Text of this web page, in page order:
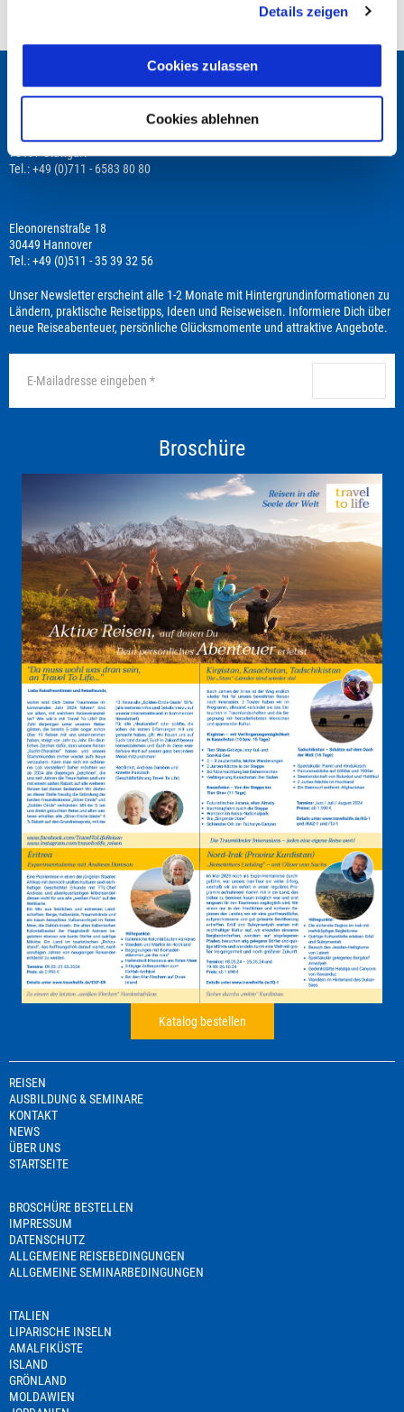
Details zeigen
Cookies zulassen
Cookies ablehnen
Leistungsbeginn befindet sich in der Vergangenheit
Wir beraten Dich gerne!
Schwabstraße 22
70197 Stuttgart
Tel.: +49 (0)711 - 6583 80 80
Eleonorenstraße 18
30449 Hannover
Tel.: +49 (0)511 - 35 39 32 56
Unser Newsletter erscheint alle 1-2 Monate mit Hintergrundinformationen zu
Ländern, praktische Reisetipps, Ideen und Reiseweisen. Informiere Dich über
neue Reiseabenteuer, persönliche Glücksmomente und attraktive Angebote.
Broschüre
Katalog bestellen
REISEN
AUSBILDUNG & SEMINARE
KONTAKT
NEWS
ÜBER UNS
STARTSEITE
BROSCHÜRE BESTELLEN
IMPRESSUM
DATENSCHUTZ
ALLGEMEINE REISEBEDINGUNGEN
ALLGEMEINE SEMINARBEDINGUNGEN
ITALIEN
LIPARISCHE INSELN
AMALFIKÜSTE
ISLAND
GRÖNLAND
MOLDAWIEN